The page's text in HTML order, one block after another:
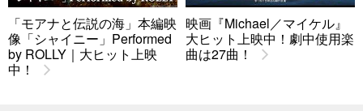
「モアナと伝説の海」本編映
像「シャイニー」Performed
by ROLLY｜大ヒット上映
中！
映画『Michael／マイケル』
大ヒット上映中！劇中使用楽
曲は27曲！